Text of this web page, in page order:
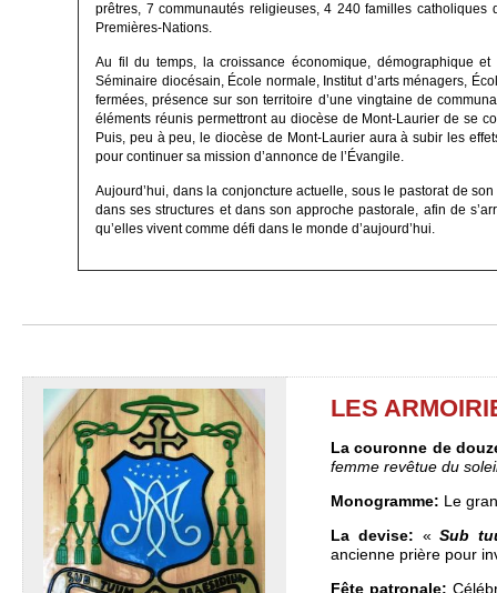
prêtres, 7 communautés religieuses, 4 240 familles
Premières-Nations.
Au fil du temps, la croissance économique, démographique
Séminaire diocésain, École normale, Institut d’arts ménagers,
fermées, présence sur son territoire d’une vingtaine de
éléments réunis permettront au diocèse de Mont-Laurier de se
Puis, peu à peu, le diocèse de Mont-Laurier aura à subir les
pour continuer sa mission d’annonce de l’Évangile.
Aujourd’hui, dans la conjoncture actuelle, sous le pastorat de
dans ses structures et dans son approche pastorale, afin de
qu’elles vivent comme défi dans le monde d’aujourd’hui.
LES
La couronne de
femme revêtue du
Monogramme: Le
La devise: «Sub
ancienne prière pour
Fête patronale: